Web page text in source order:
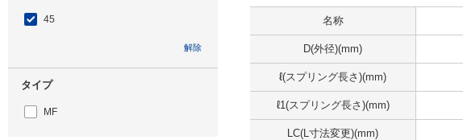
45
解除
タイプ
MF
名称
D(外径)(mm)
ℓ(スプリング長さ)(mm)
ℓ1(スプリング長さ)(mm)
LC(L寸法変更)(mm)